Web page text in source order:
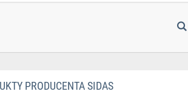
PRODUCENTA SIDAS